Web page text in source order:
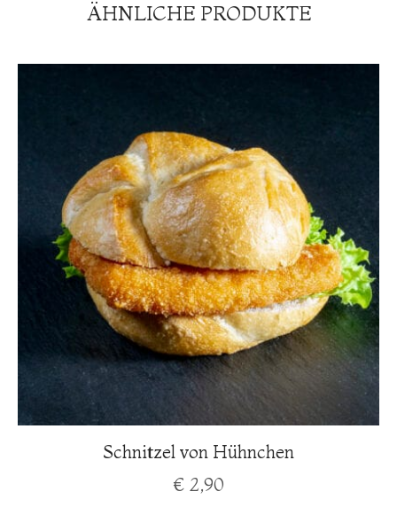
ÄHNLICHE PRODUKTE
Schnitzel von Hühnchen
€ 2,90